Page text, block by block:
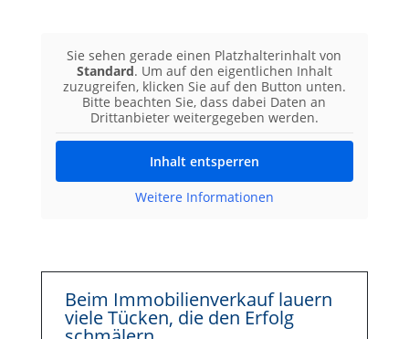
Sie sehen gerade einen Platzhalterinhalt von
Standard. Um auf den eigentlichen Inhalt
zuzugreifen, klicken Sie auf den Button unten.
Bitte beachten Sie, dass dabei Daten an
Drittanbieter weitergegeben werden.
Inhalt entsperren
Weitere Informationen
Beim Immobilienverkauf lauern
viele Tücken, die den Erfolg